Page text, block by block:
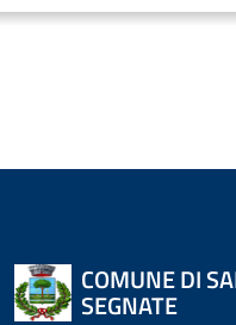
COMUNE DI
SEGNATE